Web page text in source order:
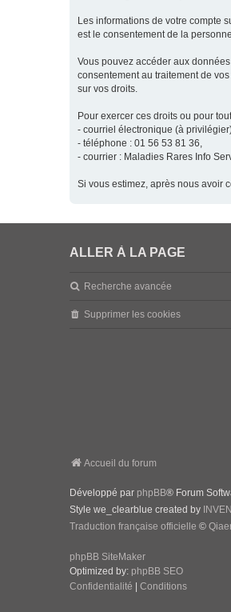
Les informations de votre compte
est le consentement de la
Vous pouvez accéder aux
consentement au traitement de
sur vos droits.
Pour exercer ces droits ou pour
- courriel électronique (à
- téléphone : 01 56 53 81 36,
- courrier : Maladies Rares Info
Si vous estimez, après nous avoir
ALLER À LA PAGE
Recherche avancée
Supprimer les cookies
Accueil du forum
Développé par phpBB® Forum
Style we_clearblue created by
Traduction française officielle ©
phpBB SiteMaker
Optimized by: phpBB SEO
Confidentialité
Conditions